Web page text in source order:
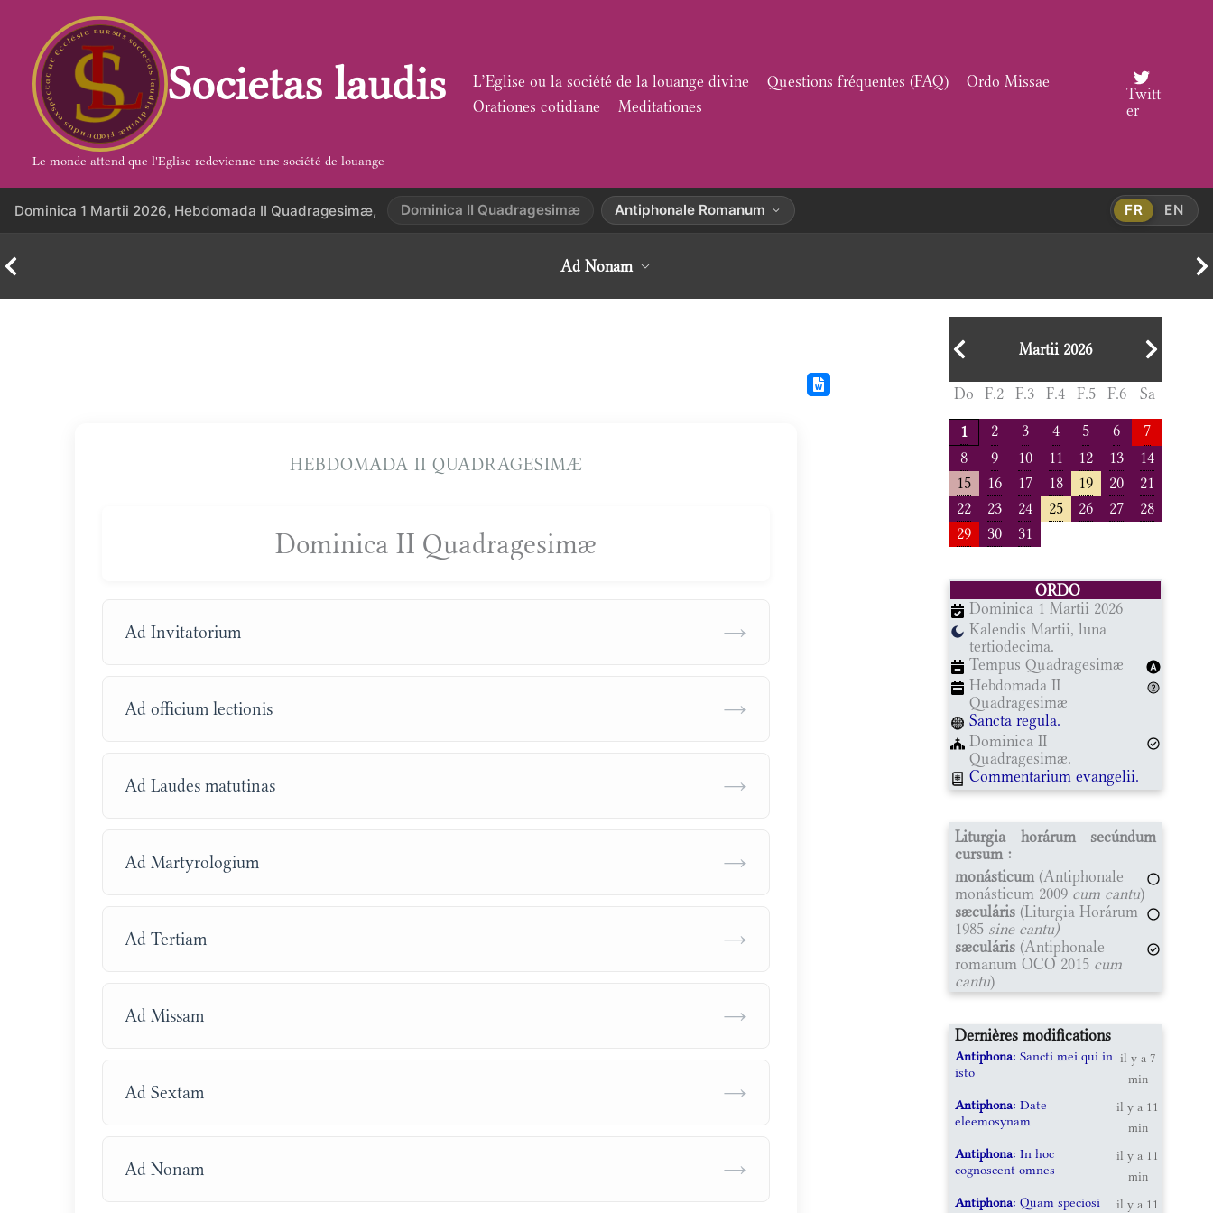
contenu
Societas laudis
Le monde attend que l'Eglise redevienne une société de louange
L’Eglise ou la société de la louange divine Questions fréquentes (FAQ)
Ordo Missae
Orationes cotidiane
Meditationes
Twitt
er
Dominica 1 Martii 2026, Hebdomada II Quadragesimæ, Dominica II Quadragesimæ Antiphonale Romanum FR EN
Ad Nonam
HEBDOMADA II QUADRAGESIMÆ
Dominica II Quadragesimæ
Ad Invitatorium →
Ad officium lectionis →
Ad Laudes matutinas →
Ad Martyrologium →
Ad Tertiam →
Ad Missam →
Ad Sextam →
Ad Nonam →
Martii 2026
Do F.2 F.3 F.4 F.5 F.6 Sa
1 2 3 4 5 6
7
8
9 10 11 12 13
14
15
16 17 18 19 20
21
22
23 24 25 26 27
28
29
30 31
ORDO
Dominica 1 Martii 2026
Kalendis Martii, luna
tertiodecima.
Tempus Quadragesimæ
Hebdomada II
Quadragesimæ
Sancta regula.
Dominica II
Quadragesimæ.
Commentarium evangelii.
Liturgia horárum secúndum
cursum :
monásticum (Antiphonale
monásticum 2009 cum cantu)
sæculáris (Liturgia Horárum
1985 sine cantu)
sæculáris (Antiphonale
romanum OCO 2015 cum
cantu)
Dernières modifications
Antiphona: Sancti mei qui in
isto
il y a 7
min
Antiphona: Date
eleemosynam
il y a 11
min
Antiphona: In hoc
cognoscent omnes
il y a 11
min
Antiphona: Quam speciosi
il y a 11